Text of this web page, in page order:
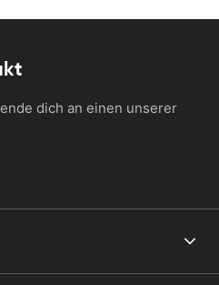
dich an einen unserer